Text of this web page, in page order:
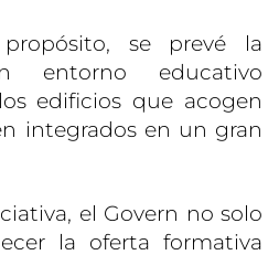
se prevé la
entorno educativo
edificios que acogen
integrados en un gran
el Govern no solo
la oferta formativa